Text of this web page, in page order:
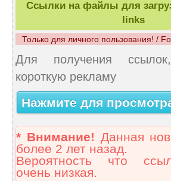
Ссылки на файлы для
links
Только для личного пользования! /
Для получения
короткую рекламу
Нажмите для
* Внимание! Данная
более 2 лет назад.
Вероятность что
очень низкая.